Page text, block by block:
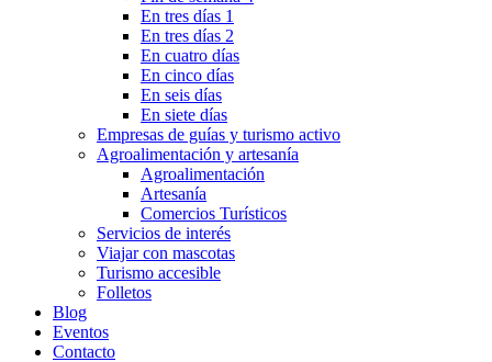
En tres días 1
En tres días 2
En cuatro días
En cinco días
En seis días
En siete días
Empresas de guías y turismo activo
Agroalimentación y artesanía
Agroalimentación
Artesanía
Comercios Turísticos
Servicios de interés
Viajar con mascotas
Turismo accesible
Folletos
Blog
Eventos
Contacto